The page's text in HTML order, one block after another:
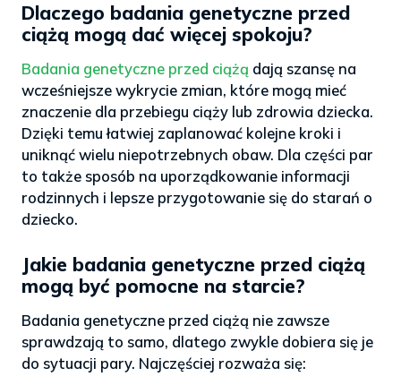
Dlaczego badania genetyczne przed
ciążą mogą dać więcej spokoju?
Badania genetyczne przed ciążą dają szansę na
wcześniejsze wykrycie zmian, które mogą mieć
znaczenie dla przebiegu ciąży lub zdrowia dziecka.
Dzięki temu łatwiej zaplanować kolejne kroki i
uniknąć wielu niepotrzebnych obaw. Dla części par
to także sposób na uporządkowanie informacji
rodzinnych i lepsze przygotowanie się do starań o
dziecko.
Jakie badania genetyczne przed ciążą
mogą być pomocne na starcie?
Badania genetyczne przed ciążą nie zawsze
sprawdzają to samo, dlatego zwykle dobiera się je
do sytuacji pary. Najczęściej rozważa się: